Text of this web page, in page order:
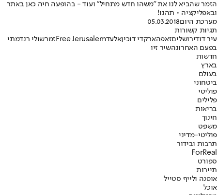
הזמר שהביא לנו את "משהו חדש מתחיל" ועוד - בהופעה חיה כאן באתר
ובאפליקציה • תהנו!
מערכת היום05.03.2018
תגיות קשורות
עיר דודירושליםזאפהארקדי דוכיןאלעדFree Jerusalem זמרשולי רנדמתי
בפעם האחרונהשיר זיו
חדשות
בארץ
בעולם
ביטחוני
פוליטי
פלילים
בריאות
חינוך
משפט
פוליטי-מדיני
תרבות ובידור
ForReal
ספורט
תיירות
אופנה ולייף סטייל
אוכל